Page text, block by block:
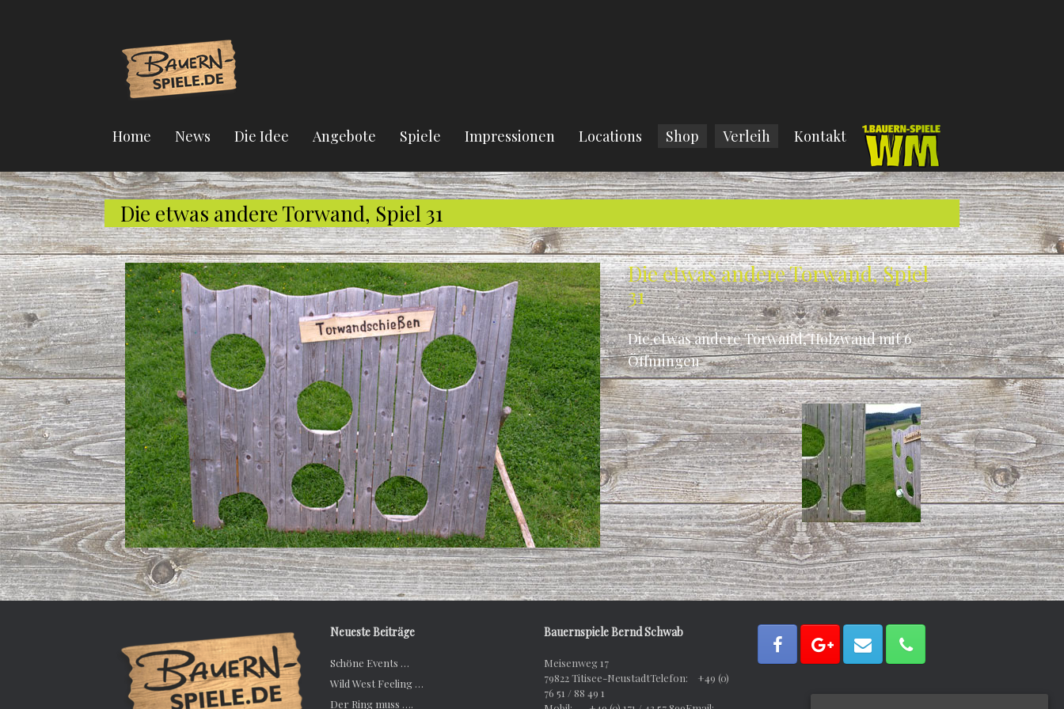
Home News Die Idee Angebote Spiele Impressionen Locations Shop Verleih Kontakt
Die etwas andere Torwand, Spiel 31
Die etwas andere Torwand, Spiel
31
Die etwas andere Torwand, Holzwand mit 6
Öffnungen
Neueste Beiträge
Schöne Events …
Wild West Feeling …
Der Ring muss ….
Bauernspiele Bernd Schwab
Meisenweg 17
79822 Titisee-NeustadtTelefon: +49 (0)
76 51 / 88 49 1